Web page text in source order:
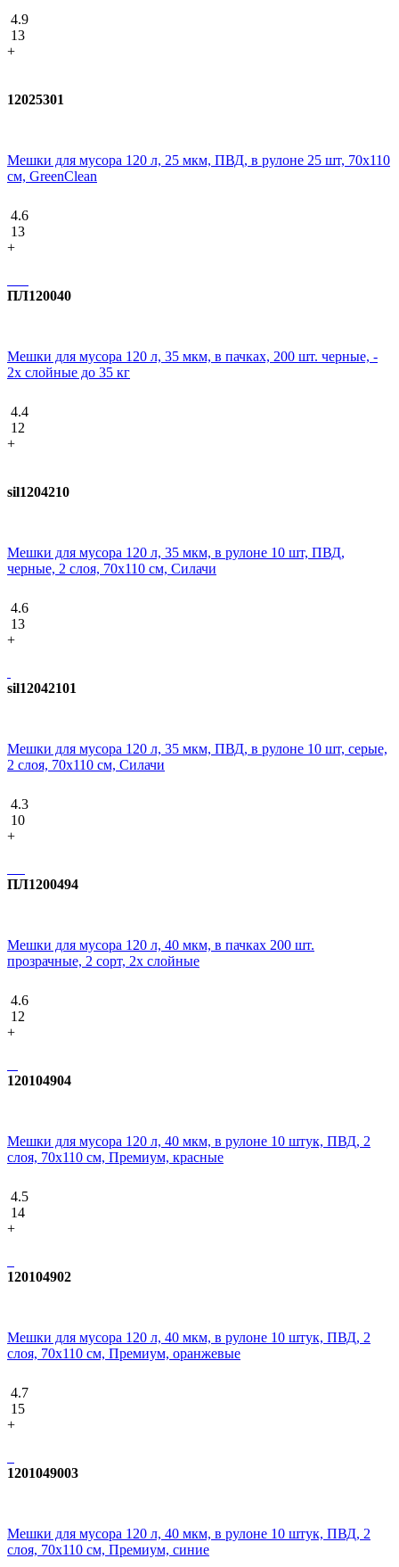
4.9
13
+
12025301
Мешки для мусора 120 л, 25 мкм, ПВД, в рулоне 25 шт, 70х110
см, GreenClean
4.6
13
+
ПЛ120040
Мешки для мусора 120 л, 35 мкм, в пачках, 200 шт. черные, -
2х слойные до 35 кг
4.4
12
+
sil1204210
Мешки для мусора 120 л, 35 мкм, в рулоне 10 шт, ПВД,
черные, 2 слоя, 70х110 см, Силачи
4.6
13
+
sil12042101
Мешки для мусора 120 л, 35 мкм, ПВД, в рулоне 10 шт, серые,
2 слоя, 70х110 см, Силачи
4.3
10
+
ПЛ1200494
Мешки для мусора 120 л, 40 мкм, в пачках 200 шт.
прозрачные, 2 сорт, 2х слойные
4.6
12
+
120104904
Мешки для мусора 120 л, 40 мкм, в рулоне 10 штук, ПВД, 2
слоя, 70x110 см, Премиум, красные
4.5
14
+
120104902
Мешки для мусора 120 л, 40 мкм, в рулоне 10 штук, ПВД, 2
слоя, 70x110 см, Премиум, оранжевые
4.7
15
+
1201049003
Мешки для мусора 120 л, 40 мкм, в рулоне 10 штук, ПВД, 2
слоя, 70x110 см, Премиум, синие